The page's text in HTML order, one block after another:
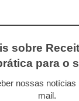
sobre
para o
nossas
mail.